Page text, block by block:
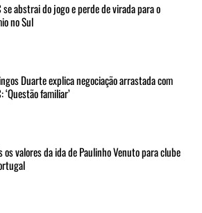
se abstrai do jogo e perde de virada para o
no Sul
Duarte explica negociação arrastada com
‘Questão familiar’
os valores da ida de Paulinho Venuto para clube